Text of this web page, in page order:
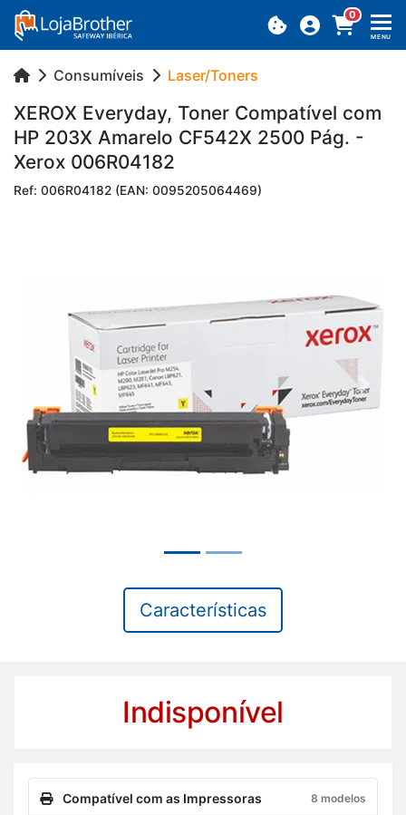
0
MENU
Consumíveis Laser/Toners
XEROX Everyday, Toner Com­pa­tível com
HP 203X Ama­relo CF542X 2500 Pág. -
Xerox 006R04182
Ref: 006R04182 (EAN: 0095205064469)
Previous Next
Características
Indisponível
Compatível com as Impressoras 8 modelos